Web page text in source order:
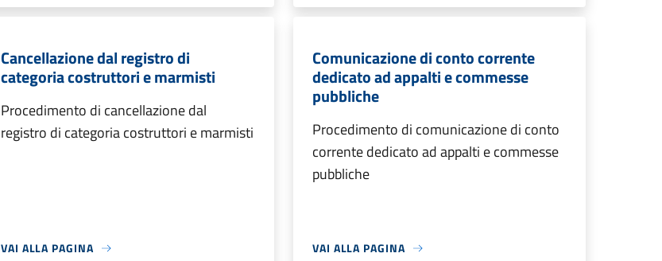
Cancellazione dal registro di
categoria costruttori e marmisti
Procedimento di cancellazione dal
registro di categoria costruttori e marmisti
VAI ALLA PAGINA
Comunicazione di conto corrente
dedicato ad appalti e commesse
pubbliche
Procedimento di comunicazione di conto
corrente dedicato ad appalti e commesse
pubbliche
VAI ALLA PAGINA